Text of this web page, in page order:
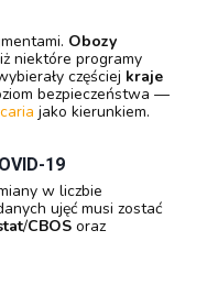
Obozy
niektóre programy
częściej kraje
bezpieczeństwa —
jako kierunkiem.
19
w liczbie
ujęć musi zostać
/CBOS oraz